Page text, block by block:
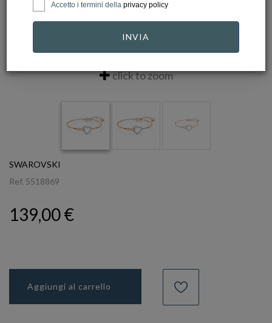
click to zoom
SWAROVSKI
Ref. 5518869
139,00 €
Aggiungi al carrello
Accetto i termini della privacy policy
INVIA